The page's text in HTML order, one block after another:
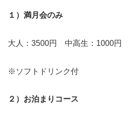
１）満月会のみ
大人：3500円 中高生：1000円
※ソフトドリンク付
２）お泊まりコース